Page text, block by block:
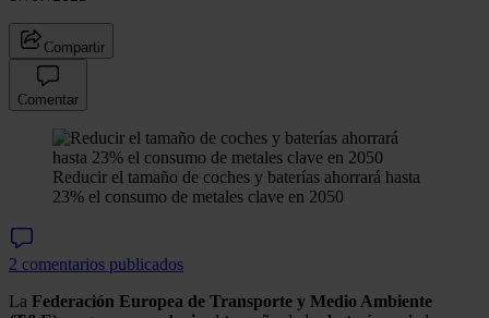
Compartir
Comentar
Reducir el tamaño de coches y baterías ahorrará hasta
23% el consumo de metales clave en 2050
2 comentarios publicados
La Federación Europea de Transporte y Medio Ambiente